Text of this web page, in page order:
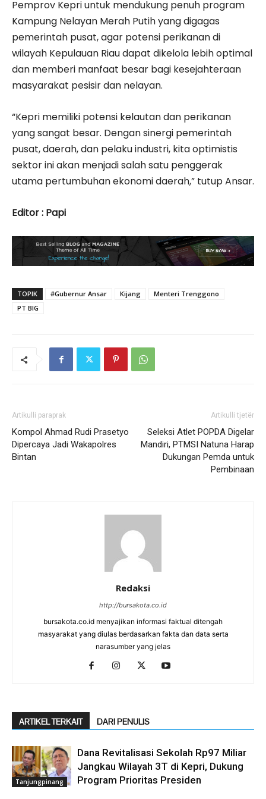
Pemprov Kepri untuk mendukung penuh program
Kampung Nelayan Merah Putih yang digagas
pemerintah pusat, agar potensi perikanan di
wilayah Kepulauan Riau dapat dikelola lebih optimal
dan memberi manfaat besar bagi kesejahteraan
masyarakat pesisir dan nelayan.
“Kepri memiliki potensi kelautan dan perikanan
yang sangat besar. Dengan sinergi pemerintah
pusat, daerah, dan pelaku industri, kita optimistis
sektor ini akan menjadi salah satu penggerak
utama pertumbuhan ekonomi daerah,” tutup Ansar.
Editor : Papi
TOPIK #Gubernur Ansar Kijang
Menteri Trenggono
PT BIG
Artikulli paraprak
Kompol Ahmad Rudi Prasetyo
Dipercaya Jadi Wakapolres
Bintan
Artikulli tjetër
Seleksi Atlet POPDA Digelar
Mandiri, PTMSI Natuna Harap
Dukungan Pemda untuk
Pembinaan
Redaksi
http://bursakota.co.id
bursakota.co.id menyajikan informasi faktual ditengah
masyarakat yang diulas berdasarkan fakta dan data serta
narasumber yang jelas
ARTIKEL TERKAIT DARI PENULIS
Tanjungpinang
Dana Revitalisasi Sekolah Rp97 Miliar
Jangkau Wilayah 3T di Kepri, Dukung
Program Prioritas Presiden